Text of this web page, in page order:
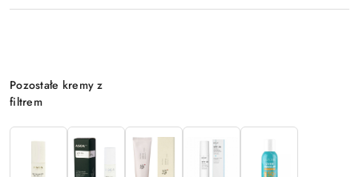
Wariant
Pozostałe kremy z
filtrem